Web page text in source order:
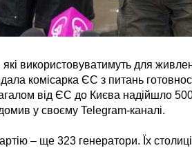
використовуватимуть для
комісарка ЄС з питань
від ЄС до Києва надійшло
у своєму Telegram-каналі.
– ще 323 генератори. Їх